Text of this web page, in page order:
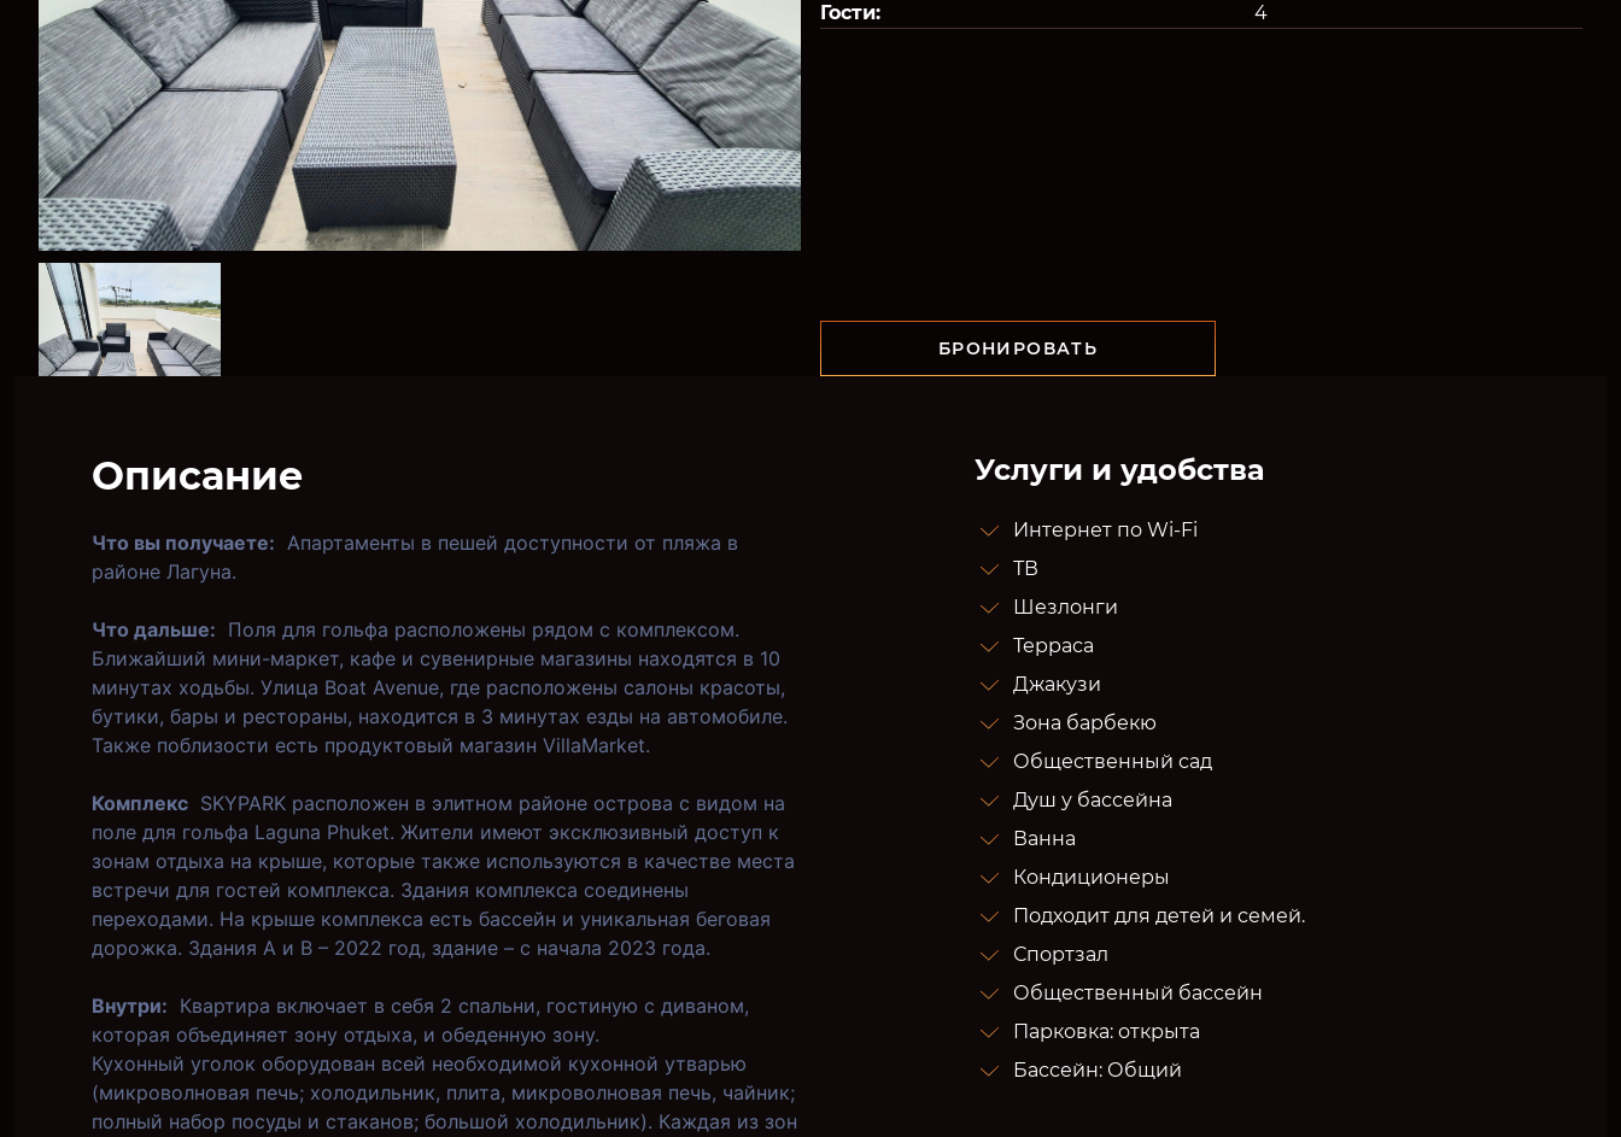
Гости:
4
БРОНИРОВАТЬ
Описание
Что вы получаете: Апартаменты в пешей доступности от пляжа в
районе Лагуна.
Что дальше: Поля для гольфа расположены рядом с комплексом.
Ближайший мини-маркет, кафе и сувенирные магазины находятся в 10
минутах ходьбы. Улица Boat Avenue, где расположены салоны красоты,
бутики, бары и рестораны, находится в 3 минутах езды на автомобиле.
Также поблизости есть продуктовый магазин VillaMarket.
Комплекс SKYPARK расположен в элитном районе острова с видом на
поле для гольфа Laguna Phuket. Жители имеют эксклюзивный доступ к
зонам отдыха на крыше, которые также используются в качестве места
встречи для гостей комплекса. Здания комплекса соединены
переходами. На крыше комплекса есть бассейн и уникальная беговая
дорожка. Здания A и B – 2022 год, здание – с начала 2023 года.
Внутри: Квартира включает в себя 2 спальни, гостиную с диваном,
которая объединяет зону отдыха, и обеденную зону.
Кухонный уголок оборудован всей необходимой кухонной утварью
(микроволновая печь; холодильник, плита, микроволновая печь, чайник;
полный набор посуды и стаканов; большой холодильник). Каждая из зон
Услуги и удобства
Интернет по Wi-Fi
ТВ
Шезлонги
Терраса
Джакузи
Зона барбекю
Общественный сад
Душ у бассейна
Ванна
Кондиционеры
Подходит для детей и семей.
Спортзал
Общественный бассейн
Парковка: открыта
Бассейн: Общий